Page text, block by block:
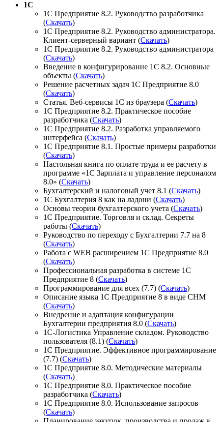
1С
1С Предприятие 8.2. Руководство разработчика
(Скачать)
1С Предприятие 8.2. Руководство администратора.
Клиент-серверный вариант (Скачать)
1С Предприятие 8.2. Руководство администратора
(Скачать)
Введение в конфигурирование 1С 8.2. Основные
объекты (Скачать)
Решение расчетных задач 1С Предприятие 8.0
(Скачать)
Статья. Веб-сервисы 1С из браузера (Скачать)
1С Предприятие 8.2. Практическое пособие
разработчика (Скачать)
1С Предприятие 8.2. Разработка управляемого
интерфейса (Скачать)
1C Предприятие 8.1. Простые примеры разработки
(Скачать)
Настольная книга по оплате труда и ее расчету в
программе «1C Зарплата и управление персоналом
8.0» (Скачать)
Бухгалтерский и налоговый учет 8.1 (Скачать)
1С Бухгалтерия 8 как на ладони (Скачать)
Основы теории бухгалтерского учета (Скачать)
1С Предприятие. Торговля и склад. Секреты
работы (Скачать)
Руководство по переходу с Бухгалтерии 7.7 на 8
(Скачать)
Работа с WEB расширением 1С Предприятие 8.0
(Скачать)
Профессиональная разработка в системе 1С
Предприятие 8 (Скачать)
Программирование для всех (7.7) (Скачать)
Описание языка 1С Предприятие 8 в виде CHM
(Скачать)
Внедрение и адаптация конфигурации
Бухгалтерии предприятия 8.0 (Скачать)
1С-Логистика Управление складом. Руководство
пользователя (8.1) (Скачать)
1С Предприятие. Эффективное программирование
(7.7) (Скачать)
1С Предприятие 8.0. Методические материалы
(Скачать)
1С Предприятие 8.0. Практическое пособие
разработчика (Скачать)
1С Предприятие 8.0. Использование запросов
(Скачать)